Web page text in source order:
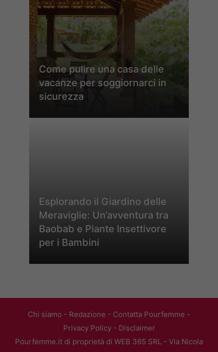
Come pulire una casa delle
vacanze per soggiornarci in
sicurezza
Esplorando il Giardino delle
Meraviglie: Un’avventura tra
Baobab e Piante Insettivore
per i Bambini
Chi siamo - Redazione - Contatta Pourfemme -
Privacy Policy- Disclaimer
Pourfemme.it di proprietà di WEB 365 SRL - Via Nicola